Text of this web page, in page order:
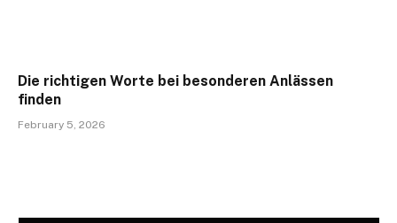
Die richtigen Worte bei besonderen Anlässen
finden
February 5, 2026